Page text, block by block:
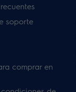
soporte
comprar en